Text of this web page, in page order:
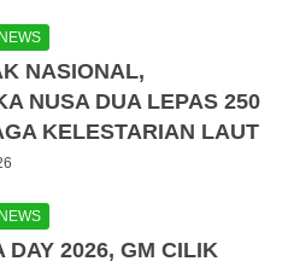
NEWS
NASIONAL,
NUSA DUA LEPAS 250
KELESTARIAN LAUT
NEWS
DAY 2026, GM CILIK